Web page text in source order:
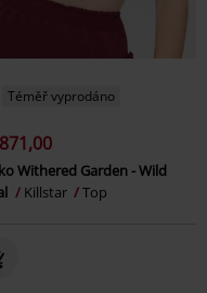
Téměř vyprodáno
Withered Garden - Wild
Killstar Top